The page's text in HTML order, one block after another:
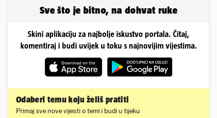
Sve što je bitno, na dohvat ruke
Skini aplikaciju za najbolje iskustvo portala. Čitaj,
komentiraj i budi uvijek u toku s najnovijim vijestima.
Odaberi temu koju želiš pratiti
Primaj sve nove vijesti o temi i budi u tijeku